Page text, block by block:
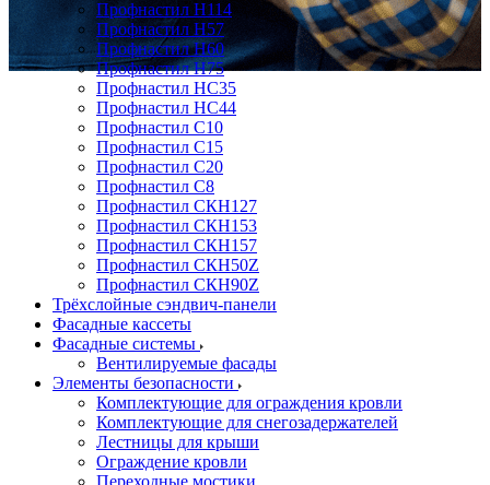
Профнастил Н114
Профнастил Н57
Профнастил Н60
Профнастил Н75
Профнастил НС35
Профнастил НС44
Профнастил С10
Профнастил С15
Профнастил С20
Профнастил С8
Профнастил СКН127
Профнастил СКН153
Профнастил СКН157
Профнастил СКН50Z
Профнастил СКН90Z
Трёхслойные сэндвич-панели
Фасадные кассеты
Фасадные системы
Вентилируемые фасады
Элементы безопасности
Комплектующие для ограждения кровли
Комплектующие для снегозадержателей
Лестницы для крыши
Ограждение кровли
Переходные мостики